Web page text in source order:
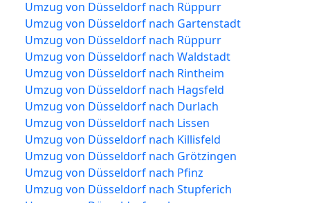
Umzug von Düsseldorf nach Rüppurr
Umzug von Düsseldorf nach Gartenstadt
Umzug von Düsseldorf nach Rüppurr
Umzug von Düsseldorf nach Waldstadt
Umzug von Düsseldorf nach Rintheim
Umzug von Düsseldorf nach Hagsfeld
Umzug von Düsseldorf nach Durlach
Umzug von Düsseldorf nach Lissen
Umzug von Düsseldorf nach Killisfeld
Umzug von Düsseldorf nach Grötzingen
Umzug von Düsseldorf nach Pfinz
Umzug von Düsseldorf nach Stupferich